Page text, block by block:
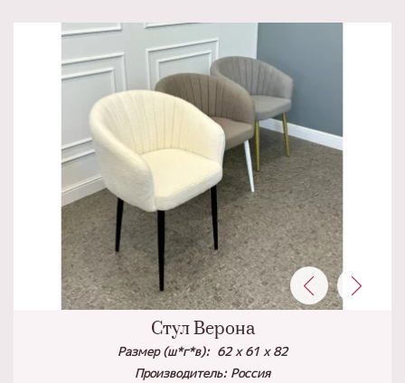
Стул Верона
Размер (ш*г*в): 62 х 61 х 82
Производитель: Россия